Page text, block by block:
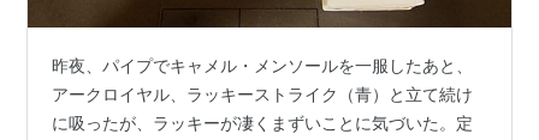
昨夜、パイプでキャメル・メンソールを一服したあと、
アークロイヤル、ラッキーストライク（青）と立て続け
に吸ったが、ラッキーが凄くまずいことに気づいた。定